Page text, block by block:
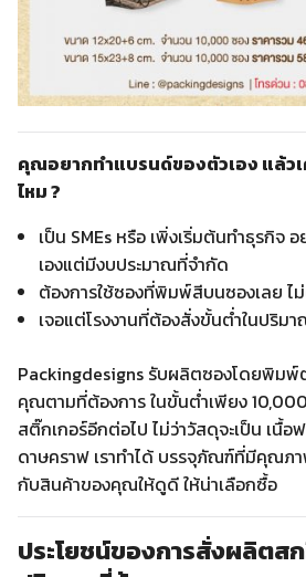
คุณอยากทำแบรนด์ของตัวเอง แล้ว
ไหม ?
เป็น SMEs หรือ เพิ่งเริ่มต้นทำธุรกิจ
เองแต่มีงบประมาณที่จำกัด
ต้องการใช้ซองที่พิมพ์สีบนซองเลย ไ
เจอแต่โรงงานที่ต้องสั่งขั้นต่ำในปริม
Packingdesigns รับผลิตซองโดยพิมพ์
คุณตามที่ต้องการ ในขั้นต่ำเพียง
สติ๊กเกอร์อีกต่อไป ไม่ว่าวัสดุจะเป็น เนื้
ดาษคราฟ เราทำได้ บรรจุภัณฑ์ที่มีคุณภ
กับสินค้าของคุณให้ดูดี ให้น่าเลือกซื้อ
ประโยชน์ของการสั่งผลิตส